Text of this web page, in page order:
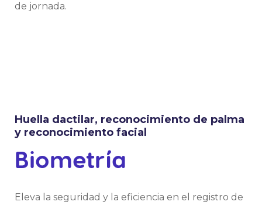
de jornada.
Huella dactilar, reconocimiento de palma
y reconocimiento facial
Biometría
Eleva la seguridad y la eficiencia en el registro de